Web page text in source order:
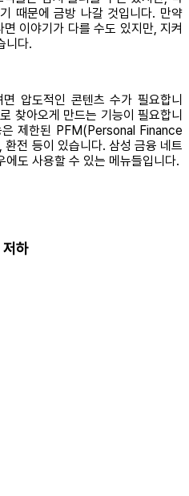
때문에 금방 나갈 것입니다. 만약
이야기가 다를 수도 있지만, 지켜
니다.
압도적인 콘텐츠 수가 필요합니
찾아오게 만드는 기능이 필요합니
은 제한된 PFM(Personal Finance
전 등이 있습니다. 삼성 금융 네트
도 사용할 수 있는 메뉴들입니다.
하